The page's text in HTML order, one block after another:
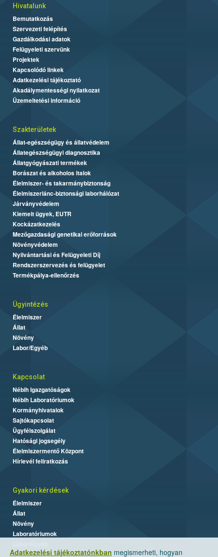
Adatkezelési tájékoztatónkban megismerheti, hogyan
Hivatalunk
Bemutatkozás
Szervezeti felépítés
Gazdálkodási adatok
Felügyeleti szervünk
Projektek
Kapcsolódó linkek
Adatkezelési tájékoztató
Akadálymentességi nyilatkozat
Üzemeltetési információ
Szakterületek
Állat-egészségügy és állatvédelem
Állategészségügyi diagnosztika
Állatgyógyászati termékek
Borászat és alkoholos italok
Élelmiszer- és takarmánybiztonság
Élelmiszerlánc-biztonsági laborhálózat
Járványvédelem
Kiemelt ügyek, EUTR
Kockázatkezelés
Mezőgazdasági genetikai erőforrások
Növényvédelem
Nyilvántartási és Felügyeleti Díj
Rendszerszervezés és felügyelet
Termékpálya-ellenőrzés
Ügyintézés
Élelmiszer
Állat
Növény
Labor/Egyéb
Kapcsolat
Nébih Igazgatóságok
Nébih Laboratóriumok
Kormányhivatalok
Sajtókapcsolat
Ügyfélszolgálat
Hatósági jogsegély
Élelmiszermentő Központ
Hírlevél feliratkozás
Gyakori kérdések
Élelmiszer
Állat
Növény
Laboratóriumok